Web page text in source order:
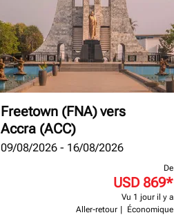
Freetown (FNA)vers
Accra (ACC)
09/08/2026 - 16/08/2026
De
USD 869*
Vu 1 jour il y a
Aller-retour
Économique